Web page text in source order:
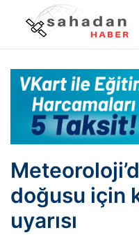
doğusu için
uyarısı